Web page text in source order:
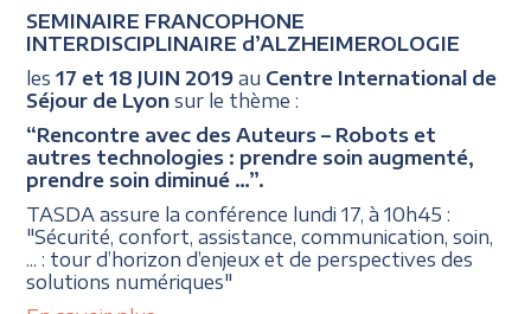
SEMINAIRE FRANCOPHONE
INTERDISCIPLINAIRE d’ALZHEIMEROLOGIE
les17 et 18 JUIN 2019au Centre International de
Séjour de Lyon sur le thème :
“Rencontre avec des Auteurs – Robots et
autres technologies : prendre soin augmenté,
prendre soin diminué …”.
TASDA assure la conférence lundi 17, à 10h45 :
"Sécurité, confort, assistance, communication, soin,
... : tour d’horizon d’enjeux et de perspectives des
solutions numériques"